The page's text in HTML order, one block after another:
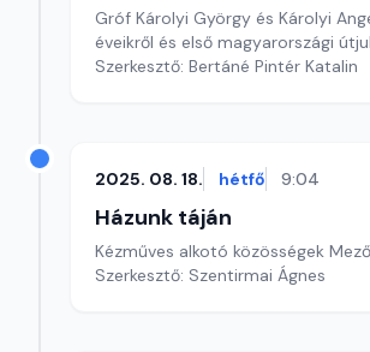
Gróf Károlyi György és Károlyi
éveikről és első magyarországi
Szerkesztő: Bertáné Pintér Katalin
2025. 08. 18. hétfő 9:04
Házunk táján
Kézműves alkotó közösségek
Szerkesztő: Szentirmai Ágnes